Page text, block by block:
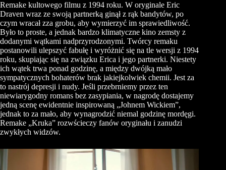
Remake kultowego filmu z 1994 roku. W oryginale Eric
Draven wraz ze swoją partnerką ginął z rąk bandytów, po
czym wracał zza grobu, aby wymierzyć im sprawiedliwość.
Było to proste, a jednak bardzo klimatyczne kino zemsty z
dodanymi wątkami nadprzyrodzonymi. Twórcy remaku
postanowili ulepszyć fabułę i wyróżnić się na tle wersji z 1994
roku, skupiając się na związku Erica i jego partnerki. Niestety
ich wątek trwa ponad godzinę, a między dwójką mało
sympatycznych bohaterów brak jakiejkolwiek chemii. Jest za
to nastrój depresji i nudy. Jeśli przebrniemy przez ten
niewiarygodny romans bez zasypiania, w nagrodę dostajemy
jedną scenę ewidentnie inspirowaną „Johnem Wickiem”,
jednak to za mało, aby wynagrodzić niemal godzinę mordęgi.
Remake „Kruka” rozwścieczy fanów oryginału i zanudzi
zwykłych widzów.